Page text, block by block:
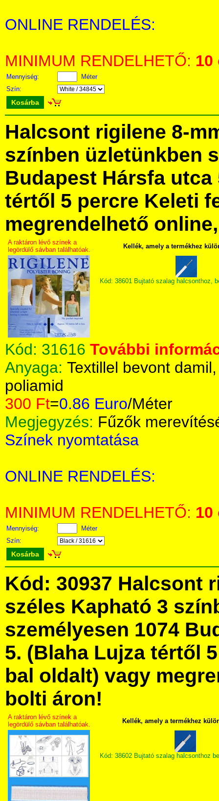
ONLINE RENDELÉS:
MINIMUM RENDELHETŐ: 10
Mennyiség:
Méter
Szín:
Kosárba
Halcsont rigilene 8-
színben üzletünkben
Budapest Hársfa utca
tértől 5 percre Keleti
megrendelhető
A raktáron lévő színek a
legördülő sávban találhatóak.
Kellék, amely a termékhez
Kód: 38601 Bujtató szalag halcsonthoz,
Kód: 31616 További
Anyaga: Textillel bevont
poliamid
300 Ft=0.86 Euro/Méter
Megjegyzés: Fűzők
Színek nyomtatása
ONLINE RENDELÉS:
MINIMUM RENDELHETŐ: 10
Mennyiség:
Méter
Szín:
Kosárba
Kód: 30937 Halcsont
széles Kapható 3
személyesen 1074
5. (Blaha Lujza tértől
bal oldalt) vagy
bolti áron!
A raktáron lévő színek a
legördülő sávban találhatóak.
Kellék, amely a termékhez
Kód: 38602 Bujtató szalag halcsonthoz